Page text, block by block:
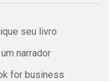
seu livro
narrador
for business